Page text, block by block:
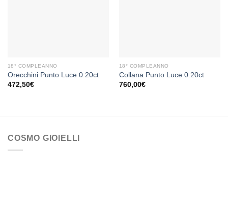
18° COMPLEANNO
Orecchini Punto Luce 0.20ct
472,50€
18° COMPLEANNO
Collana Punto Luce 0.20ct
760,00€
COSMO GIOIELLI